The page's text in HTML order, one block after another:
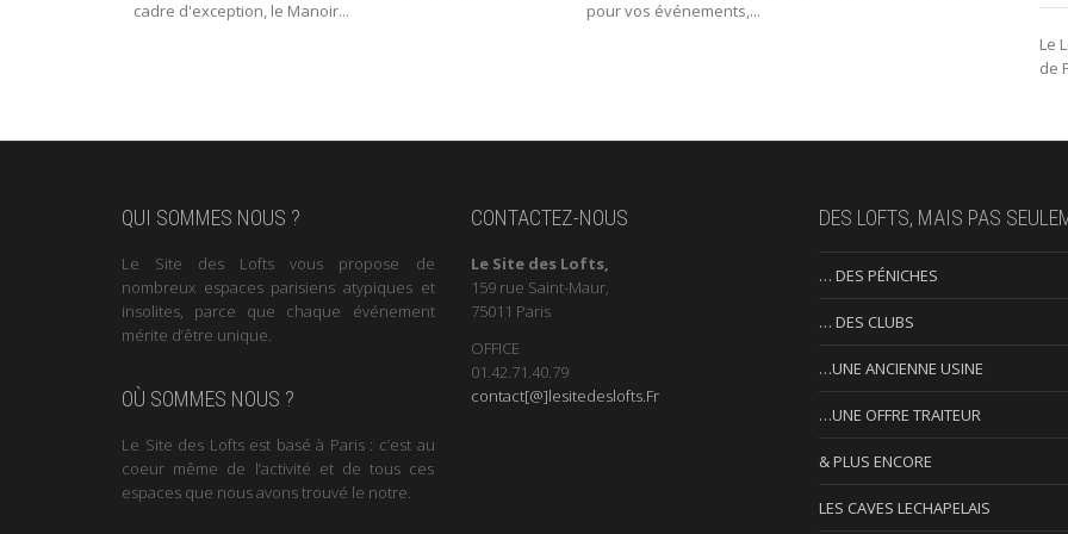
cadre d'exception, le Manoir...
pour vos événements,...
Le
de
QUI SOMMES NOUS ?
Le Site des Lofts vous propose de
nombreux espaces parisiens atypiques et
insolites, parce que chaque événement
mérite d’être unique.
OÙ SOMMES NOUS ?
Le Site des Lofts est basé à Paris : c’est au
coeur même de l’activité et de tous ces
espaces que nous avons trouvé le notre.
CONTACTEZ-NOUS
Le Site des Lofts,
159 rue Saint-Maur,
75011 Paris
OFFICE
01.42.71.40.79
contact[@]lesitedeslofts.Fr
DES LOFTS, MAIS PAS
… DES PÉNICHES
… DES CLUBS
…UNE ANCIENNE USINE
…UNE OFFRE TRAITEUR
& PLUS ENCORE
LES CAVES LECHAPELAIS